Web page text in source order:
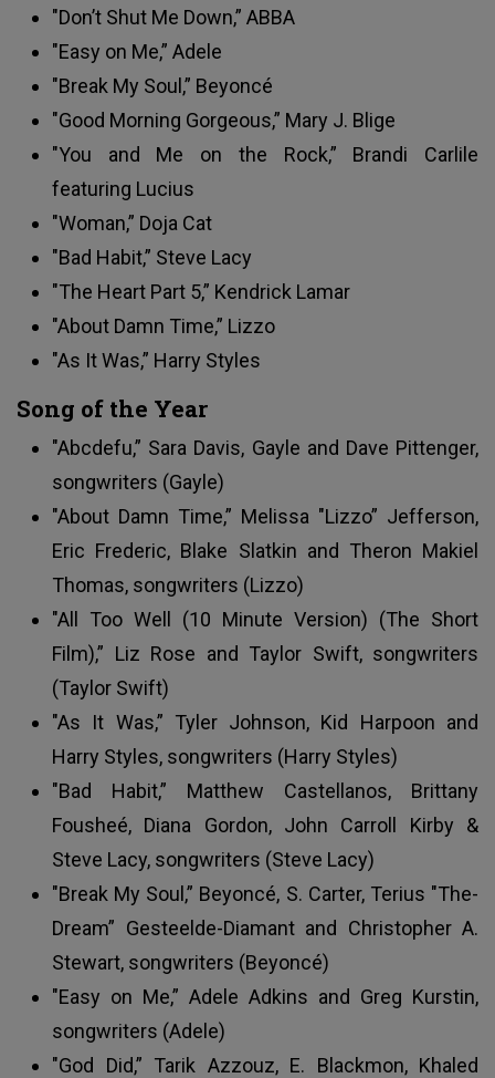
"Don’t Shut Me Down,” ABBA
"Easy on Me,” Adele
"Break My Soul,” Beyoncé
"Good Morning Gorgeous,” Mary J. Blige
"You and Me on the Rock,” Brandi Carlile
featuring Lucius
"Woman,” Doja Cat
"Bad Habit,” Steve Lacy
"The Heart Part 5,” Kendrick Lamar
"About Damn Time,” Lizzo
"As It Was,” Harry Styles
Song of the Year
"Abcdefu,” Sara Davis, Gayle and Dave Pittenger,
songwriters (Gayle)
"About Damn Time,” Melissa "Lizzo” Jefferson,
Eric Frederic, Blake Slatkin and Theron Makiel
Thomas, songwriters (Lizzo)
"All Too Well (10 Minute Version) (The Short
Film),” Liz Rose and Taylor Swift, songwriters
(Taylor Swift)
"As It Was,” Tyler Johnson, Kid Harpoon and
Harry Styles, songwriters (Harry Styles)
"Bad Habit,” Matthew Castellanos, Brittany
Fousheé, Diana Gordon, John Carroll Kirby &
Steve Lacy, songwriters (Steve Lacy)
"Break My Soul,” Beyoncé, S. Carter, Terius "The-
Dream” Gesteelde-Diamant and Christopher A.
Stewart, songwriters (Beyoncé)
"Easy on Me,” Adele Adkins and Greg Kurstin,
songwriters (Adele)
"God Did,” Tarik Azzouz, E. Blackmon, Khaled